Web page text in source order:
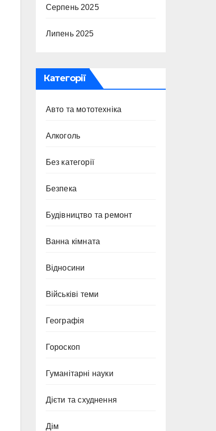
Серпень 2025
Липень 2025
Категорії
Авто та мототехніка
Алкоголь
Без категорії
Безпека
Будівництво та ремонт
Ванна кімната
Відносини
Військіві теми
Географія
Гороскоп
Гуманітарні науки
Дієти та схуднення
Дім